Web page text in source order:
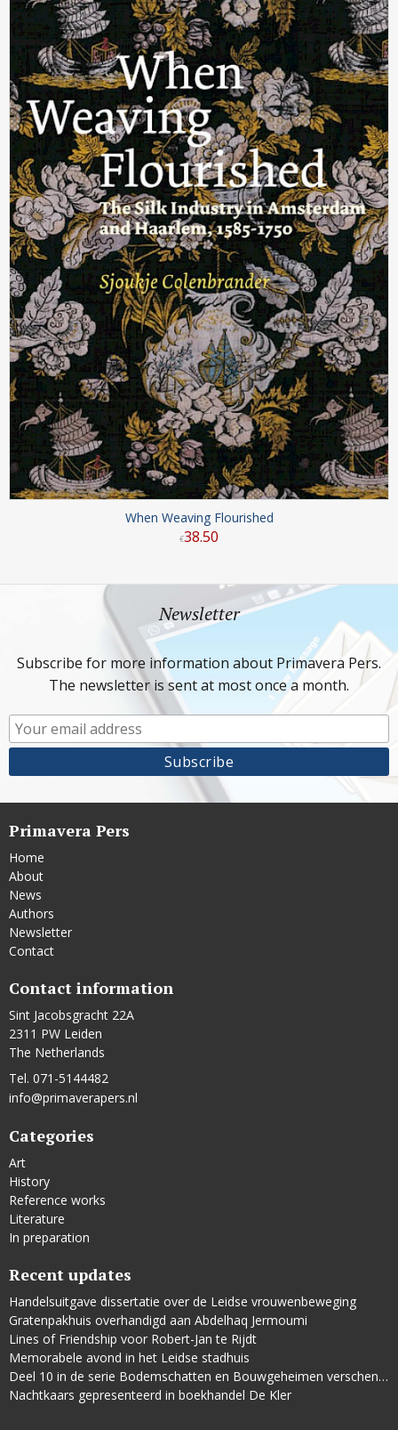
When Weaving Flourished
€38.50
Newsletter
Subscribe for more information about Primavera Pers.
The newsletter is sent at most once a month.
Primavera Pers
Home
About
News
Authors
Newsletter
Contact
Contact information
Sint Jacobsgracht 22A
2311 PW Leiden
The Netherlands
Tel. 071-5144482
info@primaverapers.nl
Categories
Art
History
Reference works
Literature
In preparation
Recent updates
Handelsuitgave dissertatie over de Leidse vrouwenbeweging
Gratenpakhuis overhandigd aan Abdelhaq Jermoumi
Lines of Friendship voor Robert-Jan te Rijdt
Memorabele avond in het Leidse stadhuis
Deel 10 in de serie Bodemschatten en Bouwgeheimen verschenen
Nachtkaars gepresenteerd in boekhandel De Kler